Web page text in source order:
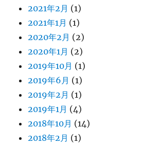
2021年2月 (1)
2021年1月 (1)
2020年2月 (2)
2020年1月 (2)
2019年10月 (1)
2019年6月 (1)
2019年2月 (1)
2019年1月 (4)
2018年10月 (14)
2018年2月 (1)